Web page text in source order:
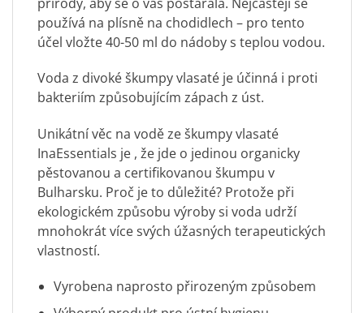
používá na plísně na chodidlech – pro tento
účel vložte 40-50 ml do nádoby s teplou vodou.
Voda z divoké škumpy vlasaté je účinná i proti
bakteriím způsobujícím zápach z úst.
Unikátní věc na vodě ze škumpy vlasaté
InaEssentials je , že jde o jedinou organicky
pěstovanou a certifikovanou škumpu v
Bulharsku. Proč je to důležité? Protože při
ekologickém způsobu výroby si voda udrží
mnohokrát více svých úžasných terapeutických
vlastností.
Vyrobena naprosto přirozeným způsobem